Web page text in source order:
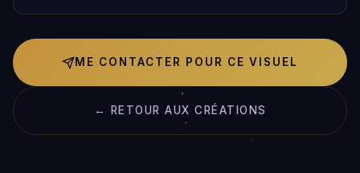
ME CONTACTER POUR CE VISUEL
← RETOUR AUX CRÉATIONS